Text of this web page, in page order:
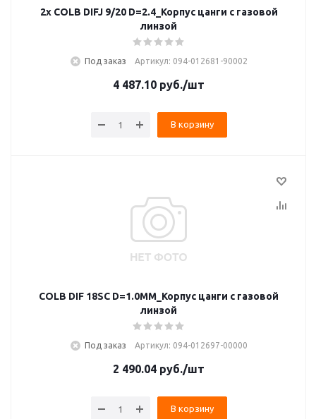
2x COLB DIFJ 9/20 D=2.4_Корпус цанги с газовой
линзой
Под заказ Артикул: 094-012681-90002
4 487.10 руб./шт
В корзину
COLB DIF 18SC D=1.0MM_Корпус цанги с газовой
линзой
Под заказ Артикул: 094-012697-00000
2 490.04 руб./шт
В корзину